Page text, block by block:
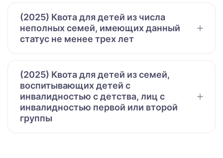
(2025) Квота для детей из числа
неполных семей, имеющих данный
статус не менее трех лет
(2025) Квота для детей из семей,
воспитывающих детей с
инвалидностью с детства, лиц с
инвалидностью первой или второй
группы